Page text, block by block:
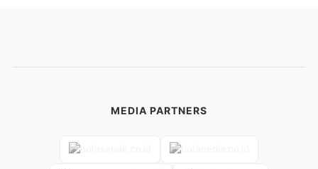
MEDIA PARTNERS